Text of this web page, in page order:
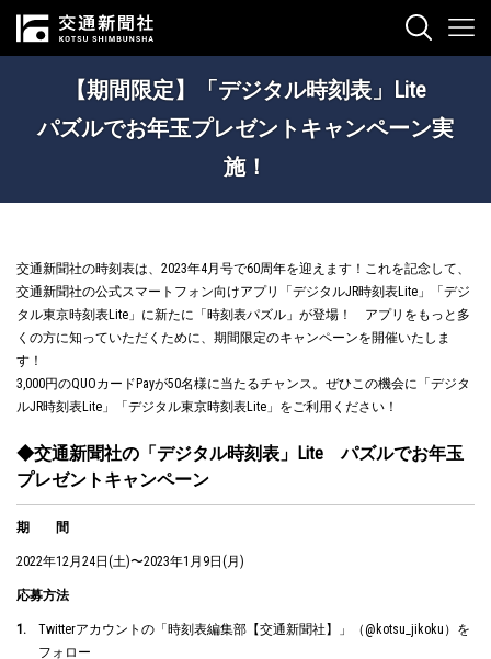
【期間限定】「デジタル時刻表」Lite
パズルでお年玉プレゼントキャンペーン実
施！
交通新聞社の時刻表は、2023年4月号で60周年を迎えます！これを記念して、
交通新聞社の公式スマートフォン向けアプリ「デジタルJR時刻表Lite」「デジ
タル東京時刻表Lite」に新たに「時刻表パズル」が登場！ アプリをもっと多
くの方に知っていただくために、期間限定のキャンペーンを開催いたしま
す！
3,000円のQUOカードPayが50名様に当たるチャンス。ぜひこの機会に「デジタ
ルJR時刻表Lite」「デジタル東京時刻表Lite」をご利用ください！
◆交通新聞社の「デジタル時刻表」Lite パズルでお年玉
プレゼントキャンペーン
期 間
2022年12月24日(土)〜2023年1月9日(月)
応募方法
Twitterアカウントの「時刻表編集部【交通新聞社】」（@kotsu_jikoku）を
フォロー